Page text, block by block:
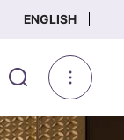
ENGLISH